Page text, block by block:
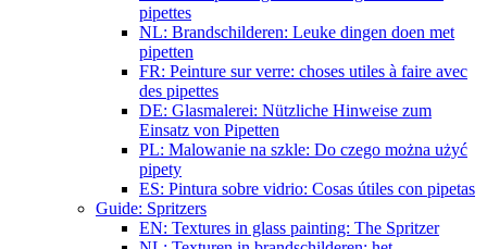
pipettes
NL: Brandschilderen: Leuke dingen doen met
pipetten
FR: Peinture sur verre: choses utiles à faire avec
des pipettes
DE: Glasmalerei: Nützliche Hinweise zum
Einsatz von Pipetten
PL: Malowanie na szkle: Do czego można użyć
pipety
ES: Pintura sobre vidrio: Cosas útiles con pipetas
Guide: Spritzers
EN: Textures in glass painting: The Spritzer